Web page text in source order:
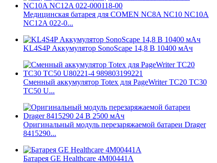
Медицинская батарея для COMEN NC8A NC10 NC10A
NC12A 022-0...
KL4S4P Аккумулятор SonoScape 14,8 В 10400 мАч
Сменный аккумулятор Totex для PageWriter TC20 TC30
TC50 U...
Оригинальный модуль перезаряжаемой батареи Drager
8415290...
Батарея GE Healthcare 4M00441A